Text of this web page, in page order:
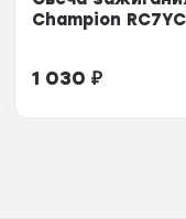
Champion
1 030₽